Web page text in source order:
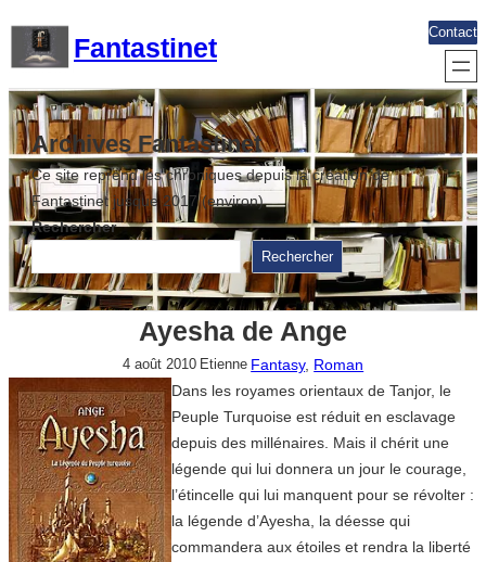
contenu
Fantastinet
Contact
Archives Fantastinet
Ce site reprend les chroniques depuis la création de
Fantastinet jusque 2017 (environ)
Rechercher
Rechercher
Ayesha de Ange
4 août 2010 Etienne Fantasy, Roman
Dans les royames orientaux de Tanjor, le
Peuple Turquoise est réduit en esclavage
depuis des millénaires. Mais il chérit une
légende qui lui donnera un jour le courage,
l’étincelle qui lui manquent pour se révolter :
la légende d’Ayesha, la déesse qui
commandera aux étoiles et rendra la liberté